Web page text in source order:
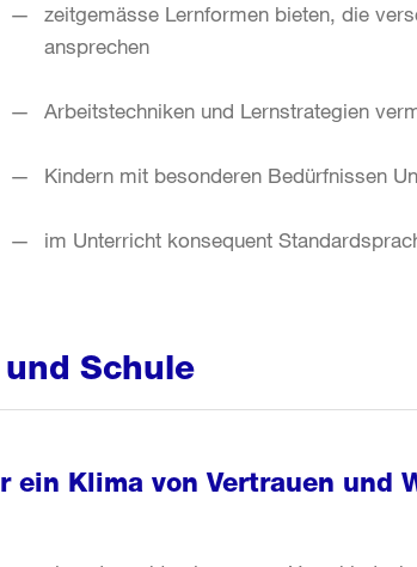
zeitgemässe Lernformen bieten, die
ansprechen
Arbeitstechniken und Lernstrategien
Kindern mit besonderen Bedürfnissen
im Unterricht konsequent
Schule
ein Klima von Vertrauen und